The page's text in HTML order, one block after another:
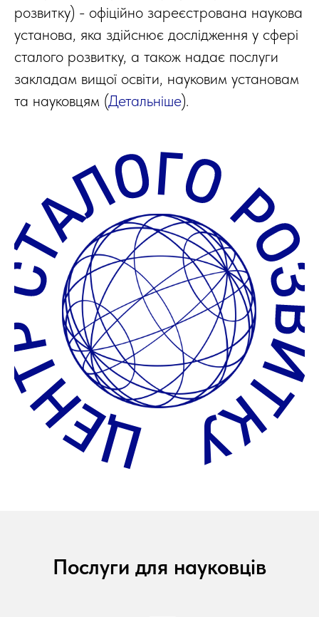
розвитку) - офіційно зареєстрована наукова
установа, яка здійснює дослідження у сфері
сталого розвитку, а також надає послуги
закладам вищої освіти, науковим установам
та науковцям (Детальніше).
Послуги для науковців